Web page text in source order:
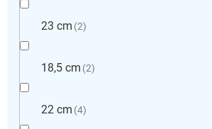
23 cm 2
18,5 cm 2
22 cm 4